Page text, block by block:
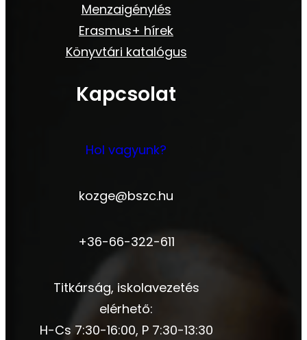
Menzaigénylés
Erasmus+ hírek
Könyvtári katalógus
Kapcsolat
Hol vagyunk?
kozge@bszc.hu
+36-66-322-611
Titkárság, iskolavezetés
elérhető:
H-Cs 7:30-16:00, P 7:30-13:30